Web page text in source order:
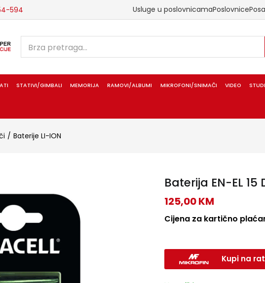
594 Usluge u poslovnicamaPoslovnice
STATIVI/GIMBALI MEMORIJA RAMOVI/ALBUMI MIKROFONI/SNIMAČI VIDEO
Baterije LI-ION
Baterija EN-EL 15
125,00KM
Cijena za kartično
Kupi na